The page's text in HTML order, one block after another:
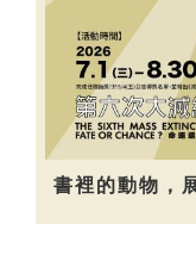
書裡的動物，